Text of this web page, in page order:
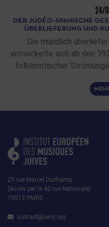
24/
DER JUDÉO-SPANISCHE
ÜBERLIEFERUNG UND
Die mündlich
entwickelte sich ab den
folkloristischer
29 rue Marcel Duchamp
(Accès par le 42 rue Nationale)
75013 PARIS
contact@iemj.org